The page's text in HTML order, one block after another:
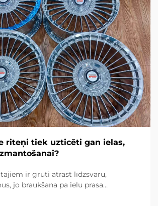
riteņi tiek uzticēti gan ielas,
ir grūti atrast līdzsvaru,
jo braukšana pa ielu prasa